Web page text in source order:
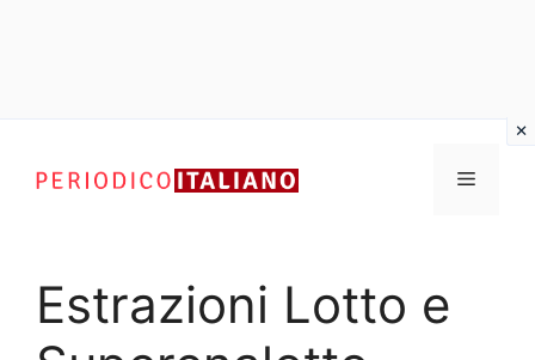
contenuto
Menu
Estrazioni Lotto e